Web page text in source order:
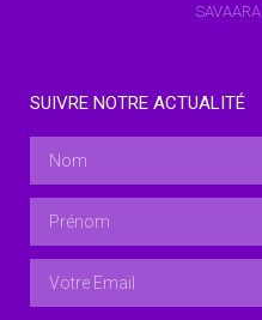
SAVAARA
SUIVRE NOTRE ACTUALITÉ